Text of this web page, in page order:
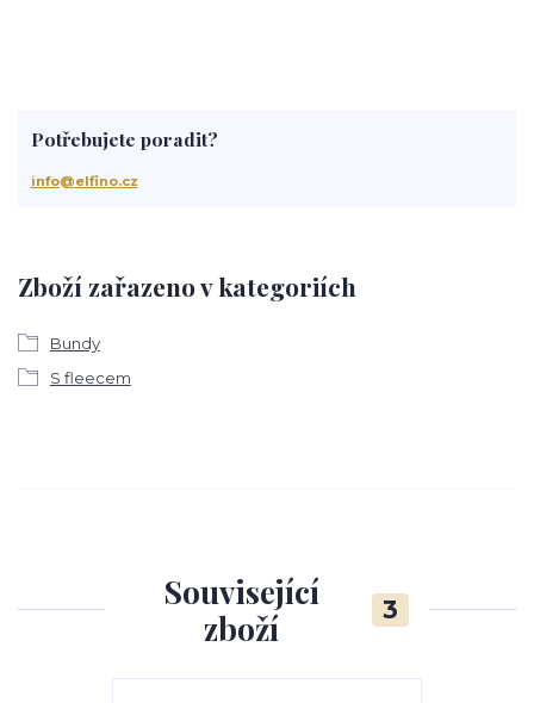
Zboží zařazeno v kategoriích
Bundy
S fleecem
Potřebujete poradit?
info@elfino.cz
Související
zboží
3